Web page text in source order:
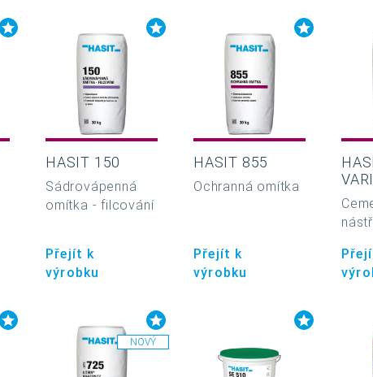
HASIT 150
Sádrovápenná
omítka - filcování
Přejít k
výrobku
HASIT 855
Ochranná omítka
Přejít k
výrobku
NOVÝ